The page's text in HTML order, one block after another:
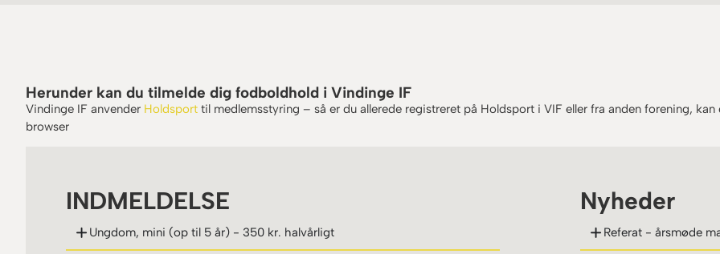
Herunder kan du tilmelde dig fodboldhold i Vindinge IF
Vindinge IF anvender Holdsport til medlemsstyring – så er du allerede registreret på Holdsport i VIF eller fra anden forening,
browser
INDMELDELSE
Ungdom, mini (op til 5 år) - 350 kr. halvårligt
Nyheder
Referat - årsmøde